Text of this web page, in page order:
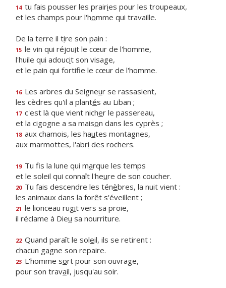
14 tu fais pousser les prairies pour les troupeaux,
et les champs pour l'homme qui travaille.
De la terre il tire son pain :
15 le vin qui réjouit le cœur de l'homme,
l'huile qui adoucit son visage,
et le pain qui fortife le cœur de l'homme.
16 Les arbres du Seigneur se rassasient,
les cèdres qu'il a plantés au Liban ;
17 c'est là que vient nicher le passereau,
et la cigogne a sa maison dans les cyprès ;
18 aux chamois, les hautes montagnes,
aux marmottes, l'abri des rochers.
19 Tu fis la lune qui marque les temps
et le soleil qui connaît l'heure de son coucher.
20 Tu fais descendre les ténèbres, la nuit vient :
les animaux dans la forêt s'éveillent ;
21 le lionceau rugit vers sa proie,
il réclame à Dieu sa nourriture.
22 Quand paraît le soleil, ils se retirent :
chacun gagne son repaire.
23 L'homme sort pour son ouvrage,
pour son travail, jusqu'au soir.